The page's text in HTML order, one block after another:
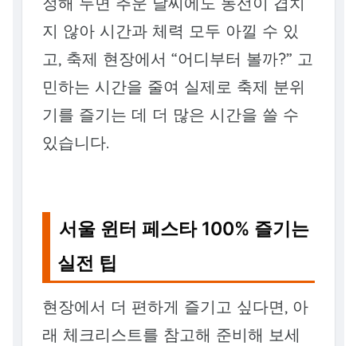
지 않아 시간과 체력 모두 아낄 수 있
고, 축제 현장에서 “어디부터 볼까?” 고
민하는 시간을 줄여 실제로 축제 분위
기를 즐기는 데 더 많은 시간을 쓸 수
있습니다.
서울 윈터 페스타 100% 즐기는
실전 팁
현장에서 더 편하게 즐기고 싶다면, 아
래 체크리스트를 참고해 준비해 보세